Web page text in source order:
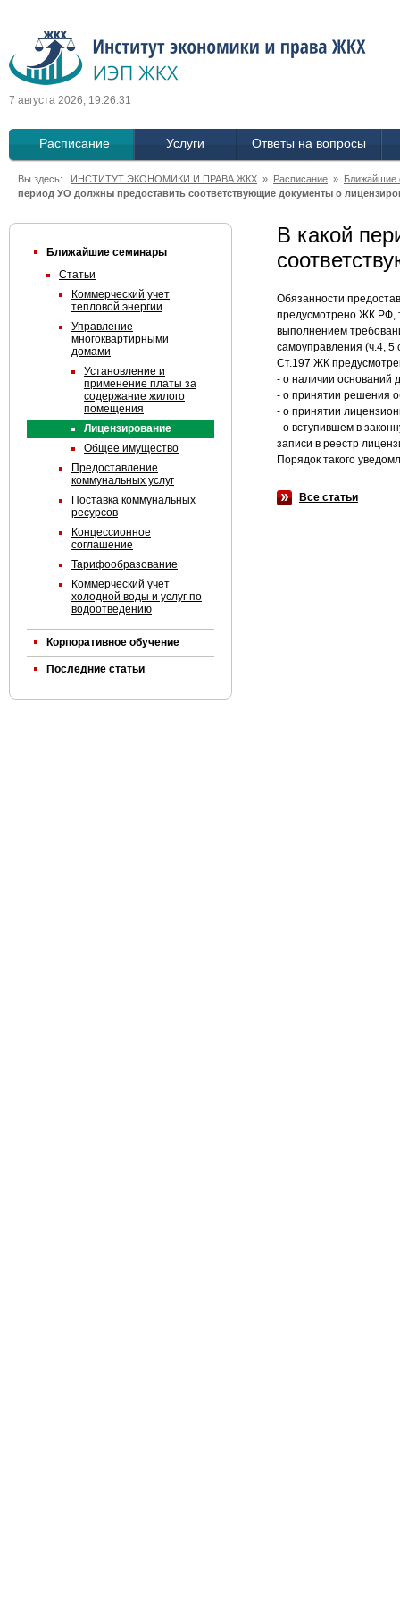
7 августа 2026, 19:26:31
Расписание Услуги Ответы на вопросы
Вы здесь: ИНСТИТУТ ЭКОНОМИКИ И ПРАВА ЖКХ » Расписание » Ближайшие
период УО должны предоставить соответствующие документы о
Ближайшие семинары
Статьи
Коммерческий учет
тепловой энергии
Управление
многоквартирными
домами
Установление и
применение платы за
содержание жилого
помещения
Лицензирование
Общее имущество
Предоставление
коммунальных услуг
Поставка коммунальных
ресурсов
Концессионное
соглашение
Тарифообразование
Коммерческий учет
холодной воды и услуг по
водоотведению
Корпоративное обучение
Последние статьи
В какой
Обязанности
предусмотрено ЖК РФ,
выполнением
самоуправления (ч.4,
Ст.197 ЖК
- о наличии оснований
- о принятии решения
- о принятии
- о вступившем в
записи в реестр
Порядок такого
Все статьи